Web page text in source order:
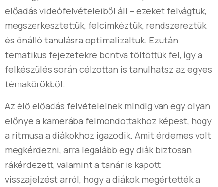
előadás videófelvételeiből áll – ezeket felvágtuk,
megszerkesztettük, felcímkéztük, rendszereztük
és önálló tanulásra optimalizáltuk. Ezután
tematikus fejezetekre bontva töltöttük fel, így a
felkészülés során célzottan is tanulhatsz az egyes
témakörökből.
Az élő előadás felvételeinek mindig van egy olyan
előnye a kamerába felmondottakhoz képest, hogy
a ritmusa a diákokhoz igazodik. Amit érdemes volt
megkérdezni, arra legalább egy diák biztosan
rákérdezett, valamint a tanár is kapott
visszajelzést arról, hogy a diákok megértették a